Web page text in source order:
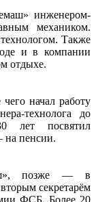
инженером-
механиком.
Также
и в компании
отдыхе.
начал работу
технолога до
лет посвятил
на пенсии.
позже — в
секретарём
ФСБ. Более 20